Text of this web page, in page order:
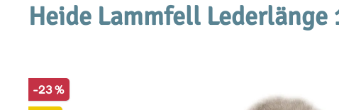
Heide Lammfell
Bildergalerie überspringen
-23 %